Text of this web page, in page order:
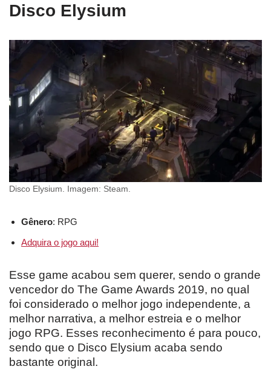
Disco Elysium
Disco Elysium. Imagem: Steam.
Gênero: RPG
Adquira o jogo aqui!
Esse game acabou sem querer, sendo o grande
vencedor do The Game Awards 2019, no qual
foi considerado o melhor jogo independente, a
melhor narrativa, a melhor estreia e o melhor
jogo RPG. Esses reconhecimento é para pouco,
sendo que o Disco Elysium acaba sendo
bastante original.